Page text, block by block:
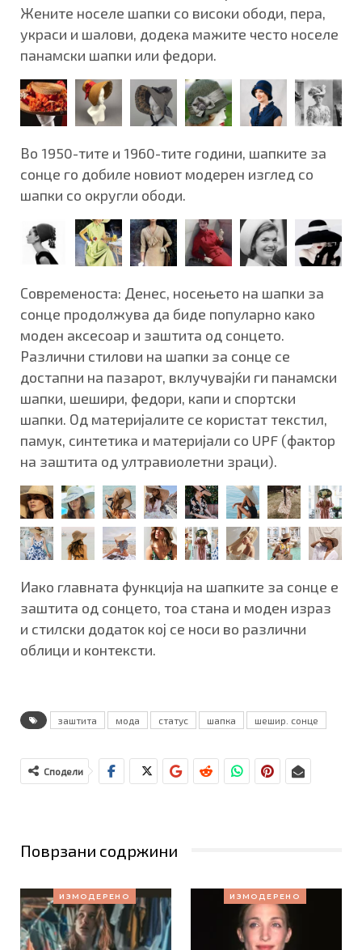
Жените носеле шапки со високи ободи, пера,
украси и шалови, додека мажите често носеле
панамски шапки или федори.
Во 1950-тите и 1960-тите години, шапките за
сонце го добиле новиот модерен изглед со
шапки со округли ободи.
Современоста: Денес, носењето на шапки за
сонце продолжува да биде популарно како
моден аксесоар и заштита од сонцето.
Различни стилови на шапки за сонце се
достапни на пазарот, вклучувајќи ги панамски
шапки, шешири, федори, капи и спортски
шапки. Од материјалите се користат текстил,
памук, синтетика и материјали со UPF (фактор
на заштита од ултравиолетни зраци).
Иако главната функција на шапките за сонце е
заштита од сонцето, тоа стана и моден израз
и стилски додаток кој се носи во различни
облици и контексти.
заштита мода статус шапка шешир. сонце
Сподели
Поврзани содржини
ИЗМОДЕРЕНО ИЗМОДЕРЕНО